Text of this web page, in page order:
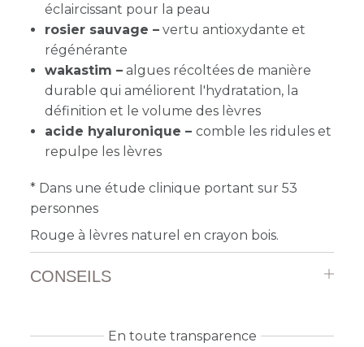
éclaircissant pour la peau
rosier sauvage – vertu antioxydante et
régénérante
wakastim – algues récoltées de manière
durable qui améliorent l'hydratation, la
définition et le volume des lèvres
acide hyaluronique – comble les ridules et
repulpe les lèvres
* Dans une étude clinique portant sur 53
personnes
Rouge à lèvres naturel en crayon bois.
CONSEILS
En toute transparence